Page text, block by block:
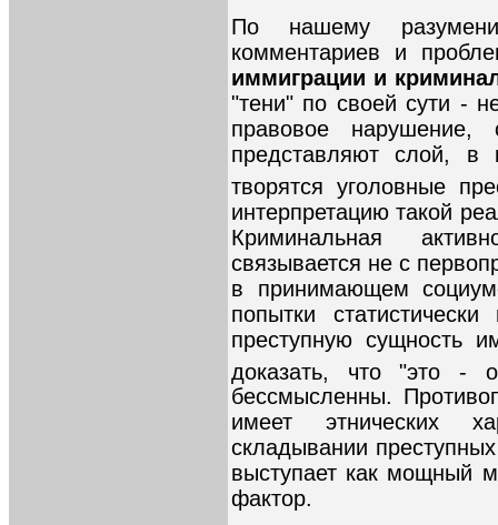
По нашему
комментариев и
иммиграции и
"тени" по своей сути -
правовое нарушение,
представляют слой, в
творятся уголовные
интерпретацию такой
Криминальная
связывается не с
в принимающем
попытки
преступную сущность
доказать, что "это -
бессмысленны.
имеет этнических
складывании
выступает как мощный
фактор.